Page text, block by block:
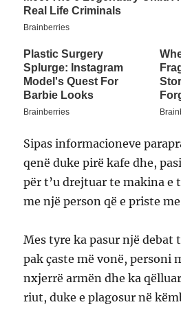
Sipas informacioneve
qenë duke pirë kafe dhe,
për t’u drejtuar te makina e
me një person që e priste
Mes tyre ka pasur një debat
pak çaste më vonë, personi
nxjerrë armën dhe ka
riut, duke e plagosur në